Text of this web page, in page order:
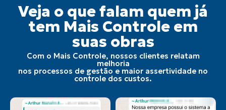
Veja o que falam quem já
tem Mais Controle em
suas obras
Com o Mais Controle, nossos clientes relatam
melhoria
nos processos de gestão e maior assertividade no
controle dos custos.